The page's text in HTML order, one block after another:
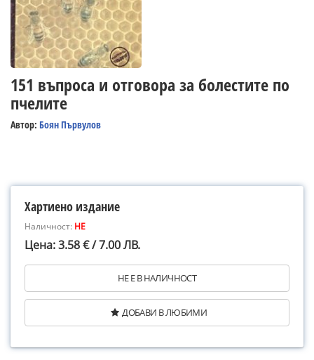
151 въпроса и отговора за болестите по
пчелите
Автор: Боян Първулов
Хартиено издание
Наличност: НЕ
Цена: 3.58 € / 7.00 ЛВ.
НЕ Е В НАЛИЧНОСТ
ДОБАВИ В ЛЮБИМИ